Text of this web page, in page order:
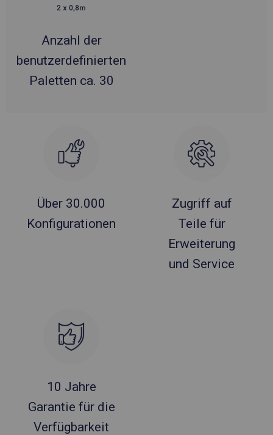
Anzahl der
benutzerdefinierten
Paletten ca. 30
Über 30.000
Konfigurationen
Zugriff auf
Teile für
Erweiterung
und Service
10 Jahre
Garantie für die
Verfügbarkeit